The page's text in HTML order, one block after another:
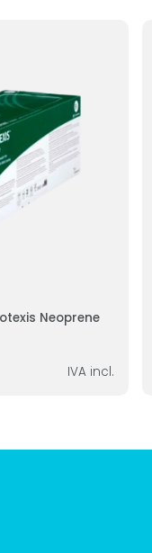
Neoprene
IVA incl.